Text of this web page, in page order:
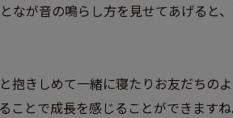
なが音の鳴らし方を見せてあげる
抱きしめて一緒に寝たりお友だちの
ことで成長を感じることができますね